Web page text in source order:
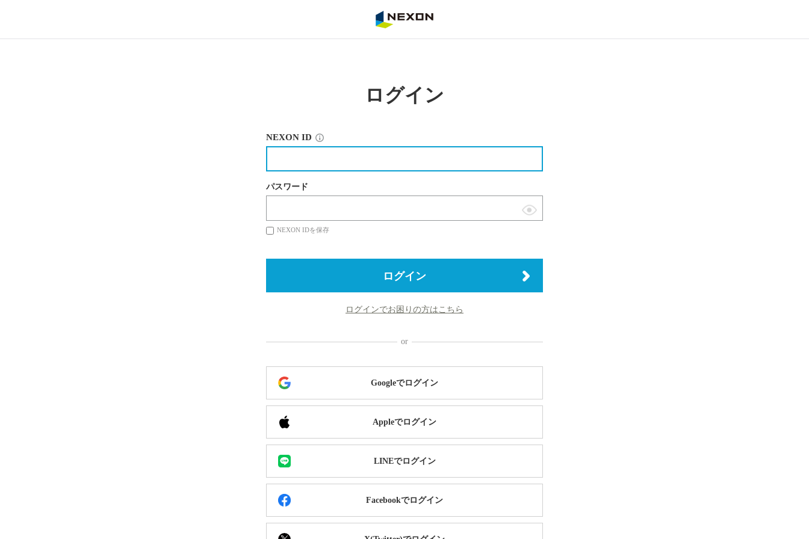
ログイン
NEXON ID
パスワード
表
替
NEXON IDを保存
ログイン
ログインでお困りの方はこちら
Googleでログイン
Appleでログイン
LINEでログイン
Facebookでログイン